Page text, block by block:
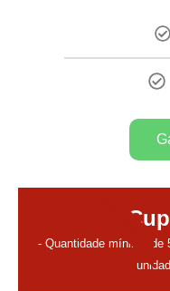
POPULAR
- Quantidade mínima de